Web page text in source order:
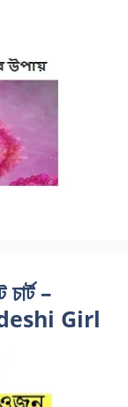
–
Girl